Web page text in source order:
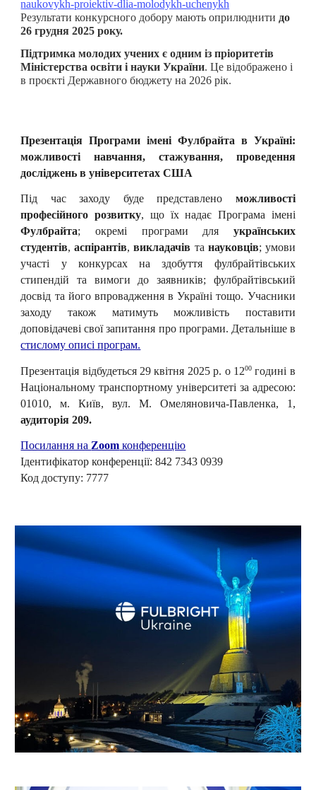
naukovykh-proiektiv-dlia-molodykh-uchenykh
Результати конкурсного добору мають оприлюднити до
26 грудня 2025 року.
Підтримка молодих учених є одним із пріоритетів
Міністерства освіти і науки України. Це відображено і
в проєкті Державного бюджету на 2026 рік.
Презентація Програми імені Фулбрайта в Україні:
можливості навчання, стажування, проведення
досліджень в університетах США
Під час заходу буде представлено можливості
професійного розвитку, що їх надає Програма імені
Фулбрайта; окремі програми для українських
студентів,аспірантів,викладачів та науковців; умови
участі у конкурсах на здобуття фулбрайтівських
стипендій та вимоги до заявників; фулбрайтівський
досвід та його впровадження в Україні тощо. Учасники
заходу також матимуть можливість поставити
доповідачеві свої запитання про програми. Детальніше в
стислому описі програм.
Презентація відбудеться 29 квітня 2025 р. о 1200годині в
Національному транспортному університеті за адресою:
01010, м. Київ, вул. М. Омеляновича-Павленка, 1,
аудиторія 209.
Посилання на Zoom конференцію
Ідентифікатор конференції: 842 7343 0939
Код доступу: 7777